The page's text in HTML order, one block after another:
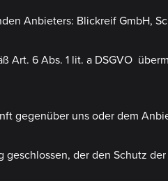
Anbieters: Blickreif GmbH,
Art. 6 Abs. 1 lit. a DSGVO
gegenüber uns oder dem
der den Schutz